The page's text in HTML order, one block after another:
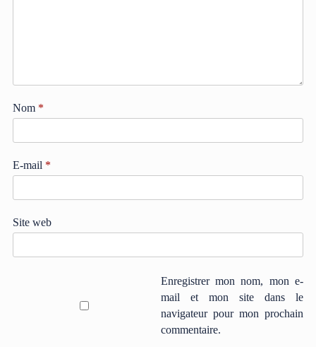
Nom *
E-mail *
Site web
Enregistrer mon nom, mon e-
mail et mon site dans le
navigateur pour mon prochain
commentaire.